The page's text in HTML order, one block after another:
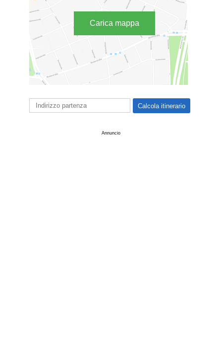
Carica mappa
Annuncio